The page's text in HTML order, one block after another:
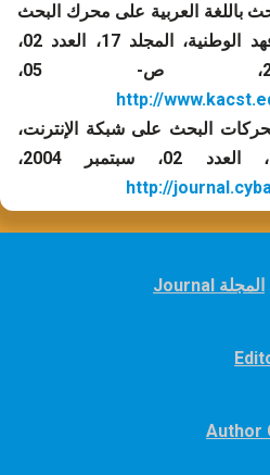
باللغة العربية على محرك البحث
“غوغل”، مجلة مكتبة الملك فهد الوطنية، المجلد 17، العدد 02،
http://
البحث على شبكة الإنترنت،
http://
Journal المجلة